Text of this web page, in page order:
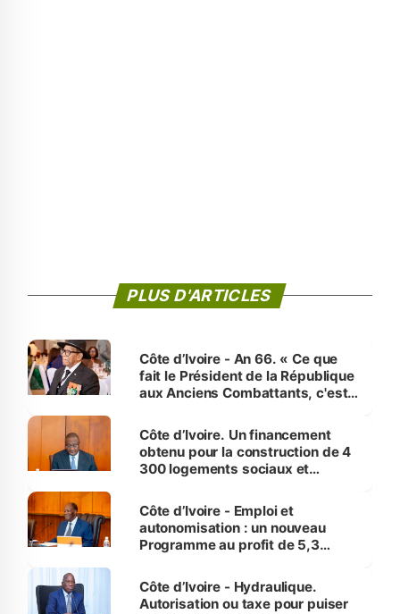
PLUS D'ARTICLES
Côte d’Ivoire - An 66. « Ce que
fait le Président de la République
aux Anciens Combattants, c'est
Côte d’Ivoire. Un financement
obtenu pour la construction de 4
300 logements sociaux et
et Yamoussoukro
Côte d’Ivoire - Emploi et
autonomisation : un nouveau
Programme au profit de 5,3
Côte d’Ivoire - Hydraulique.
Autorisation ou taxe pour puiser